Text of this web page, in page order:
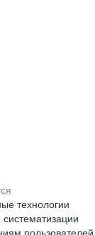
технологии
пользователей